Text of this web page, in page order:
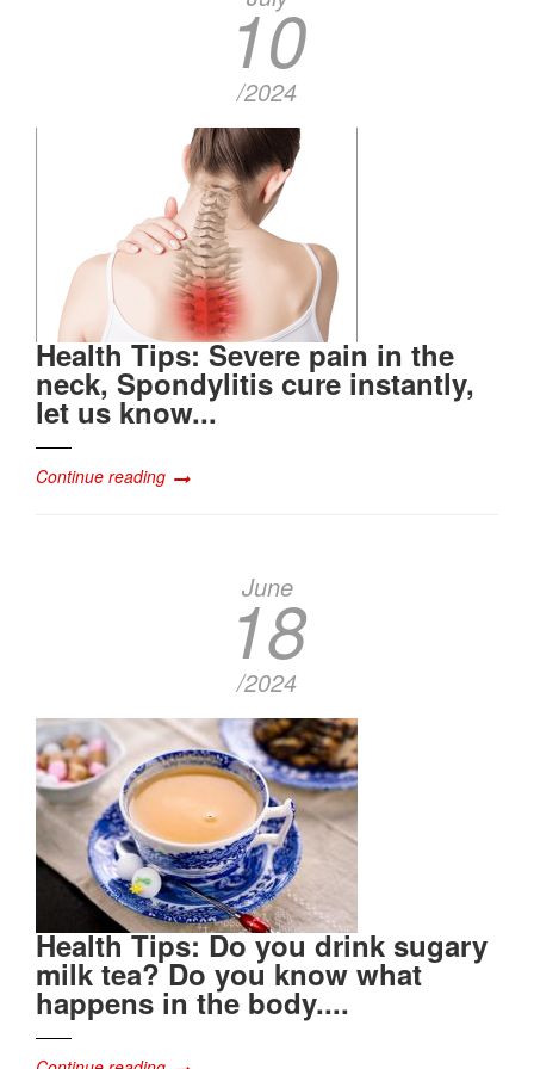
10
/2024
Health Tips: Severe pain in the
neck, Spondylitis cure instantly,
let us know...
Continue reading
June
18
/2024
Health Tips: Do you drink sugary
milk tea? Do you know what
happens in the body....